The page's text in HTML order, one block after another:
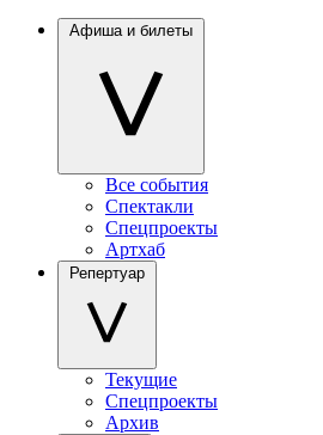
Афиша и билеты
Все события
Спектакли
Спецпроекты
Артхаб
Репертуар
Текущие
Спецпроекты
Архив